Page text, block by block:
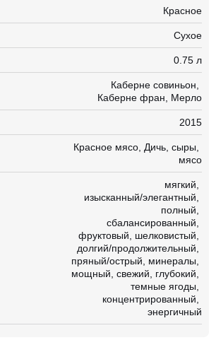
Красное
Сухое
0.75 л
Каберне совиньон
Каберне фран
Мерло
2015
Красное мясо Дичь сыры
мясо
мягкий
изысканный/элегантный
полный
сбалансированный
фруктовый
шелковистый
долгий/продолжительный
пряный/острый
минералы
мощный свежий
глубокий
темные ягоды
концентрированный
энергичный